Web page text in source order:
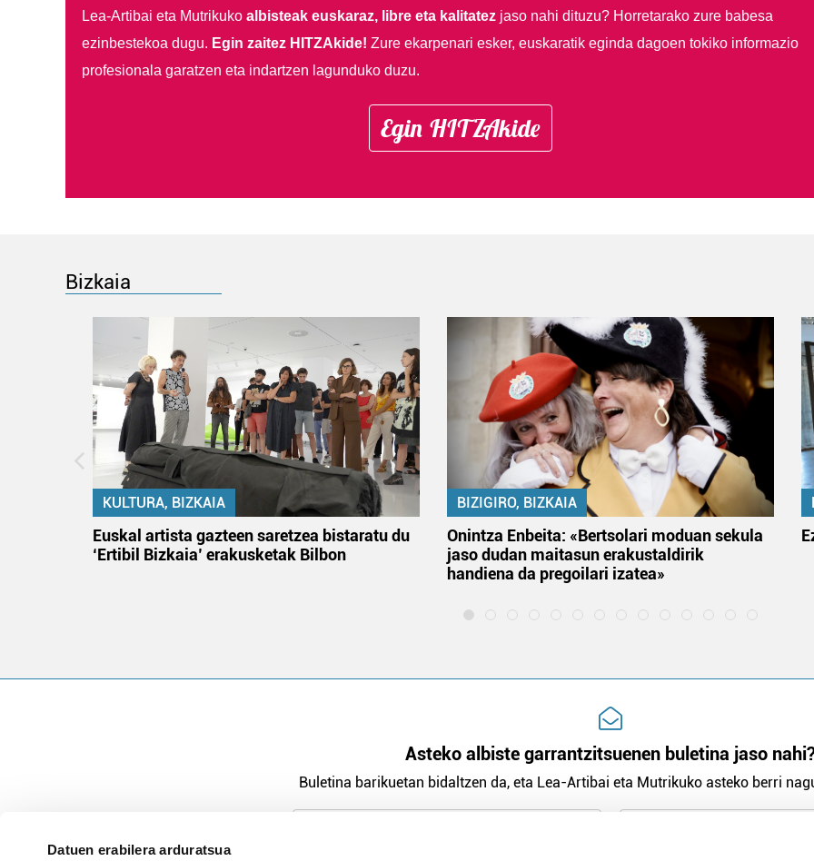
Datuen erabilera arduratsua
Lea-Artibai eta Mutrikuko albisteak euskaraz, libre eta kalitatezjaso nahi dituzu? Horretarako zure babesa
ezinbestekoa dugu. Egin zaitez HITZAkide! Zure ekarpenari esker, euskaratik eginda dagoen tokiko informazio
profesionala garatzen eta indartzen lagunduko duzu.
Egin HITZAkide
Bizkaia
KULTURA, BIZKAIA
Euskal artista gazteen saretzea bistaratu du
‘Ertibil Bizkaia’ erakusketak Bilbon
BIZIGIRO, BIZKAIA
Onintza Enbeita: «Bertsolari moduan sekula
jaso dudan maitasun erakustaldirik
handiena da pregoilari izatea»
Asteko albiste garrantzitsuenen buletina jaso
Buletina barikuetan bidaltzen da, eta Lea-Artibai eta Mutrikuko asteko berri